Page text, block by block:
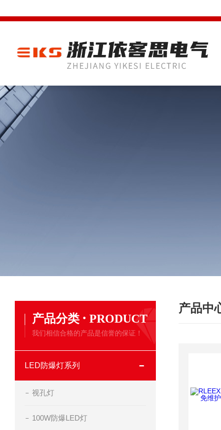
产品分类 · PRODUCT
我们相信合格的产品是信誉的保证！
LED防爆灯系列
视孔灯
100W防爆LED灯
产品中